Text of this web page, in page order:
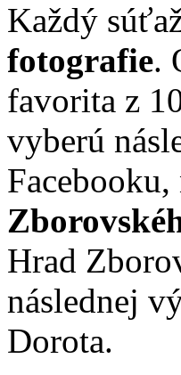
Každý
fotografie.
favorita z
vyberú
Facebooku,
Hrad
následnej
Dorota.